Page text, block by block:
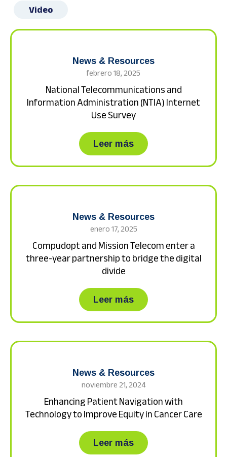
Video
National Telecommunications and
Information Administration (NTIA) Internet
Use Survey
febrero 18, 2025
News & Resources
Leer másabout National
Compudopt and Mission Telecom enter a
three-year partnership to bridge the digital
divide
enero 17, 2025
News & Resources
Leer másabout Compudopt
Enhancing Patient Navigation with
Technology to Improve Equity in Cancer Care
noviembre 21, 2024
News & Resources
Leer másabout Enhancing